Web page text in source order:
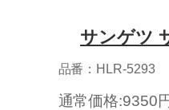
サンゲツ
品番：HLR-5293
通常価格:9350円